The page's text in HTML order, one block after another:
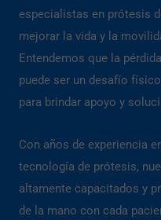
especialistas en prótesis
mejorar la vida y la
Entendemos que la
puede ser un desafío
para brindar apoyo y
Con años de experiencia
tecnología de prótesis,
altamente capacitados y
de la mano con cada